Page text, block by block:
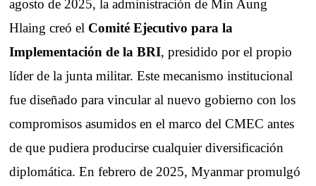
agosto de 2025, la administración de Min Aung
Hlaing creó el Comité Ejecutivo para la
Implementación de la BRI, presidido por el propio
líder de la junta militar. Este mecanismo institucional
fue diseñado para vincular al nuevo gobierno con los
compromisos asumidos en el marco del CMEC antes
de que pudiera producirse cualquier diversificación
diplomática. En febrero de 2025, Myanmar promulgó